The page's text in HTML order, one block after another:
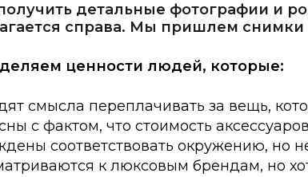
детальные фотографии и
справа. Мы пришлем
ценности людей, которые:
смысла переплачивать за вещь,
с фактом, что стоимость
соответствовать окружению, но
к люксовым брендам, но